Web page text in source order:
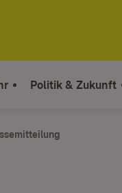
Politik & Zukunft